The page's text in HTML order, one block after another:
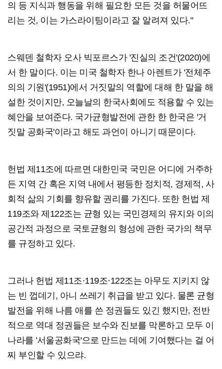
의 등 지식과 행동을 위해 필요한 모든 것을 허물어뜨
리는 것, 이는 가스라이팅이라고 잘 알려져 있다."
스웨덴 철학자 오사 빅포르스가 '진실의 조건'(2020)에
서 한 말이다. 이는 미국 철학자 한나 아렌트가 '전체주
의의 기원'(1951)에서 거짓말의 역할에 대해 한 말을 해
설한 것이지만, 오늘날의 한국사회에도 적용할 수 있는
혜안을 보여준다. 국가균형발전에 관한 한 한국은 '거
짓말 공화국'이라고 해도 과언이 아니기 때문이다.
헌법 제11조에 따르면 대한민국 국민은 어디에 거주하
든 지역 간 혹은 지역 내에서 평등한 정치적, 경제적, 사
회적 삶의 기회를 향유할 권리를 가진다. 또한 헌법 제
119조와 제122조는 균형 있는 국민경제의 유지와 이의
공간적 과정으로 국토균형의 형성에 관한 국가의 책무
를 규정하고 있다.
그러나 헌법 제11조·119조·122조는 아무도 지키지 않
는 빈 껍데기, 아니 쓰레기 취급을 받고 있다. 물론 균형
발전을 위해 나름 애를 쓴 정권들도 있긴 했지만, 전반
적으로 역대 정권들은 보수와 진보를 막론하고 모두 이
나라를 '서울공화국'으로 만드는 데에 기여했다는 걸 어
찌 부인할 수 있으랴.